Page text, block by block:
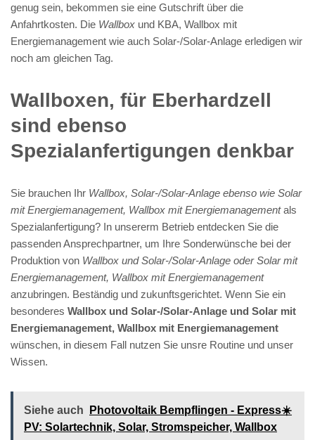
genug sein, bekommen sie eine Gutschrift über die
Anfahrtkosten. Die Wallbox und KBA, Wallbox mit
Energiemanagement wie auch Solar-/Solar-Anlage erledigen wir
noch am gleichen Tag.
Wallboxen, für Eberhardzell
sind ebenso
Spezialanfertigungen denkbar
Sie brauchen Ihr Wallbox, Solar-/Solar-Anlage ebenso wie Solar
mit Energiemanagement, Wallbox mit Energiemanagementals
Spezialanfertigung? In unsererm Betrieb entdecken Sie die
passenden Ansprechpartner, um Ihre Sonderwünsche bei der
Produktion von Wallbox und Solar-/Solar-Anlage oder Solar mit
Energiemanagement, Wallbox mit Energiemanagement
anzubringen. Beständig und zukunftsgerichtet. Wenn Sie ein
besonderes Wallbox und Solar-/Solar-Anlage und Solar mit
Energiemanagement, Wallbox mit Energiemanagement
wünschen, in diesem Fall nutzen Sie unsre Routine und unser
Wissen.
Siehe auch
Photovoltaik Bempflingen - Express☀️
PV️: Solartechnik, Solar, Stromspeicher, Wallbox